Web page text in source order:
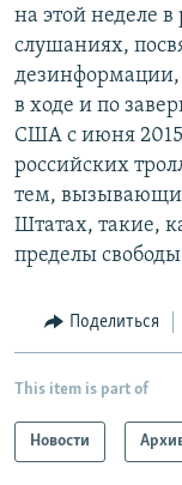
на этой неделе
слушаниях,
дезинформации,
в ходе и по
США с июня 2015
российских
тем,
Штатах, такие,
пределы
Поделиться
This item is part of
Новости